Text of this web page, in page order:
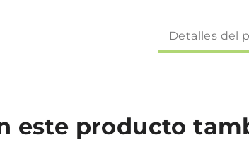
Detalles del
este producto